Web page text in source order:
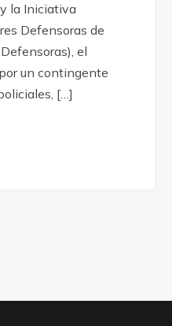
la Iniciativa
Defensoras de
el
un contingente
[…]